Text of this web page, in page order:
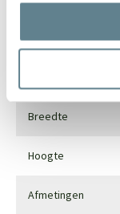
Gebruik
Breedte
Hoogte
Afmetingen